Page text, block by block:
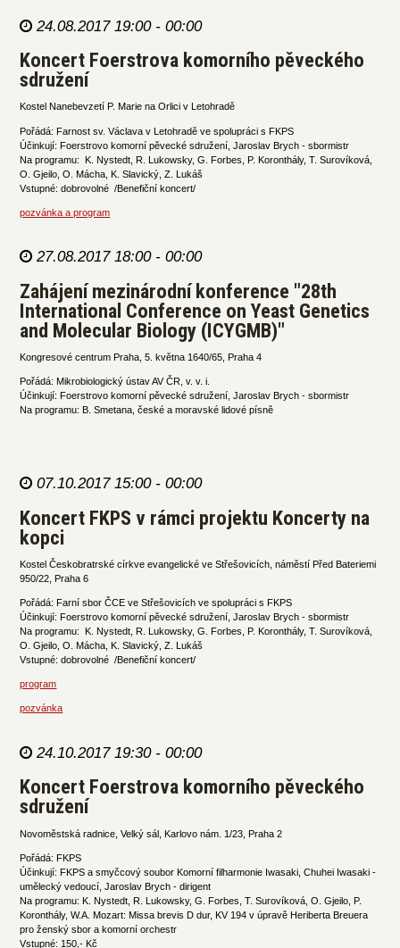
24.08.2017 19:00 - 00:00
Koncert Foerstrova komorního pěveckého
sdružení
Kostel Nanebevzetí P. Marie na Orlici v Letohradě
Pořádá: Farnost sv. Václava v Letohradě ve spolupráci s FKPS
Účinkují: Foerstrovo komorní pěvecké sdružení, Jaroslav Brych - sbormistr
Na programu: K. Nystedt, R. Lukowsky, G. Forbes, P. Koronthály, T. Surovíková,
O. Gjeilo, O. Mácha, K. Slavický, Z. Lukáš
Vstupné: dobrovolné /Benefiční koncert/
pozvánka a program
27.08.2017 18:00 - 00:00
Zahájení mezinárodní konference "28th
International Conference on Yeast Genetics
and Molecular Biology (ICYGMB)"
Kongresové centrum Praha, 5. května 1640/65, Praha 4
Pořádá: Mikrobiologický ústav AV ČR, v. v. i.
Účinkují: Foerstrovo komorní pěvecké sdružení, Jaroslav Brych - sbormistr
Na programu: B. Smetana, české a moravské lidové písně
07.10.2017 15:00 - 00:00
Koncert FKPS v rámci projektu Koncerty na
kopci
Kostel Českobratrské církve evangelické ve Střešovicích, náměstí Před Bateriemi
950/22, Praha 6
Pořádá: Farní sbor ČCE ve Střešovicích ve spolupráci s FKPS
Účinkují: Foerstrovo komorní pěvecké sdružení, Jaroslav Brych - sbormistr
Na programu: K. Nystedt, R. Lukowsky, G. Forbes, P. Koronthály, T. Surovíková,
O. Gjeilo, O. Mácha, K. Slavický, Z. Lukáš
Vstupné: dobrovolné /Benefiční koncert/
program
pozvánka
24.10.2017 19:30 - 00:00
Koncert Foerstrova komorního pěveckého
sdružení
Novoměstská radnice, Velký sál, Karlovo nám. 1/23, Praha 2
Pořádá: FKPS
Účinkují: FKPS a smyčcový soubor Komorní filharmonie Iwasaki, Chuhei Iwasaki -
umělecký vedoucí, Jaroslav Brych - dirigent
Na programu: K. Nystedt, R. Lukowsky, G. Forbes, T. Surovíková, O. Gjeilo, P.
Koronthály, W.A. Mozart: Missa brevis D dur, KV 194 v úpravě Heriberta Breuera
pro ženský sbor a komorní orchestr
Vstupné: 150,- Kč